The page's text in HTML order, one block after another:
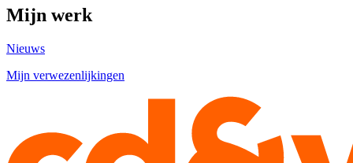
Mijn werk
Nieuws
Mijn verwezenlijkingen